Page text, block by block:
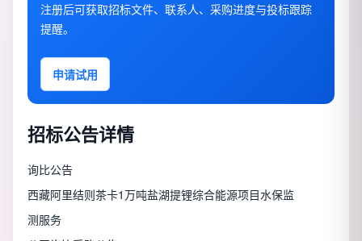
注册后可获取招标文件、联系人、采购进度与投标跟踪
提醒。
申请试用
招标公告详情
询比公告
西藏阿里结则茶卡1万吨盐湖提锂综合能源项目水保监
测服务